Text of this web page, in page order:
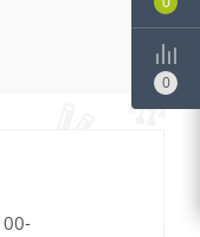
0